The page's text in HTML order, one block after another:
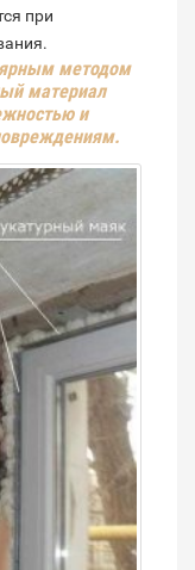
при
методом
материал
и